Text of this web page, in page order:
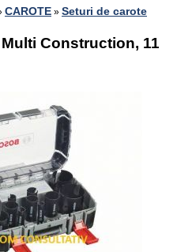
CAROTE » Seturi de carote
Construction, 11